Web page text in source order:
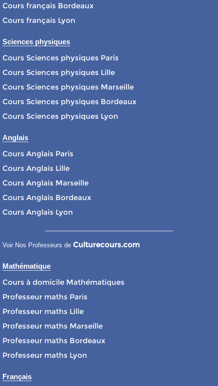
Cours français Bordeaux
Cours français Lyon
Sciences physiques
Cours Sciences physiques Paris
Cours Sciences physiques Lille
Cours Sciences physiques Marseille
Cours Sciences physiques Bordeaux
Cours Sciences physiques Lyon
Anglais
Cours Anglais Paris
Cours Anglais Lille
Cours Anglais Marseille
Cours Anglais Bordeaux
Cours Anglais Lyon
Voir Nos Professeurs de Culturecours.com
Mathématique
Cours à domicile Mathématiques
Professeur maths Paris
Professeur maths Lille
Professeur maths Marseille
Professeur maths Bordeaux
Professeur maths Lyon
Français